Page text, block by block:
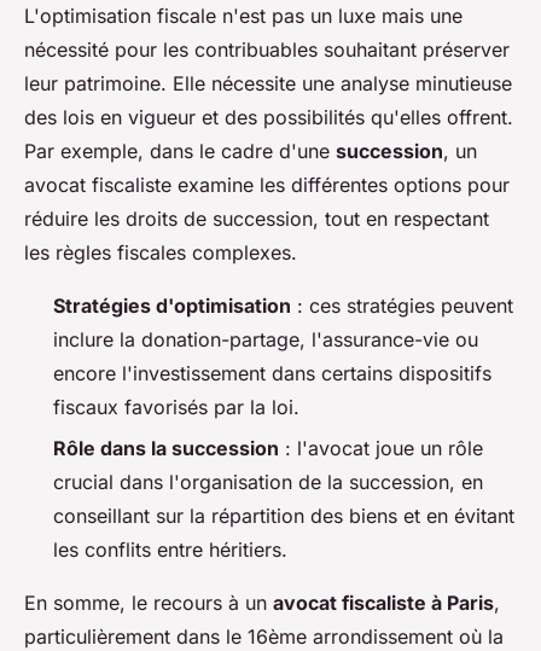
L'optimisation fiscale n'est pas un luxe mais une
nécessité pour les contribuables souhaitant préserver
leur patrimoine. Elle nécessite une analyse minutieuse
des lois en vigueur et des possibilités qu'elles offrent.
Par exemple, dans le cadre d'une succession, un
avocat fiscaliste examine les différentes options pour
réduire les droits de succession, tout en respectant
les règles fiscales complexes.
Stratégies d'optimisation : ces stratégies peuvent
inclure la donation-partage, l'assurance-vie ou
encore l'investissement dans certains dispositifs
fiscaux favorisés par la loi.
Rôle dans la succession : l'avocat joue un rôle
crucial dans l'organisation de la succession, en
conseillant sur la répartition des biens et en évitant
les conflits entre héritiers.
En somme, le recours à un avocat fiscaliste à Paris,
particulièrement dans le 16ème arrondissement où la